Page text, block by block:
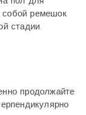
собой ремешок
стадии.
продолжайте